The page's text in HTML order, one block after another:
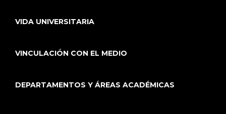
VIDA UNIVERSITARIA
VINCULACIÓN CON EL MEDIO
DEPARTAMENTOS Y ÁREAS ACADÉMICAS